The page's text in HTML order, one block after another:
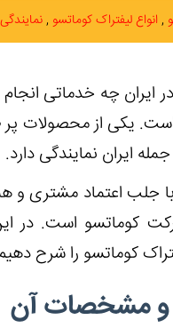
انواع لیفتراک کوماتسو
ایران چه خدماتی
یکی از محصولات
ایران نمایندگی دارد.
با جلب اعتماد
کوماتسو است. در
کوماتسو را شرح
و مشخصات آن